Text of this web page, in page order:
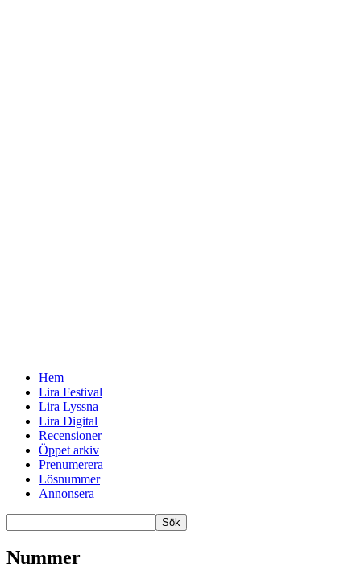
Hem
Lira Festival
Lira Lyssna
Lira Digital
Recensioner
Öppet arkiv
Prenumerera
Lösnummer
Annonsera
Nummer